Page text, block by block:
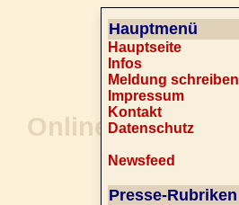
Hauptmenü
Hauptseite
Infos
Meldung schreiben
Impressum
Kontakt
Datenschutz
Newsfeed
Presse-Rubriken